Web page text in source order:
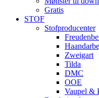
Gratis
STOF
Stofproducenter
Zweigart
Tilda
DMC
OOE
Vaupel &